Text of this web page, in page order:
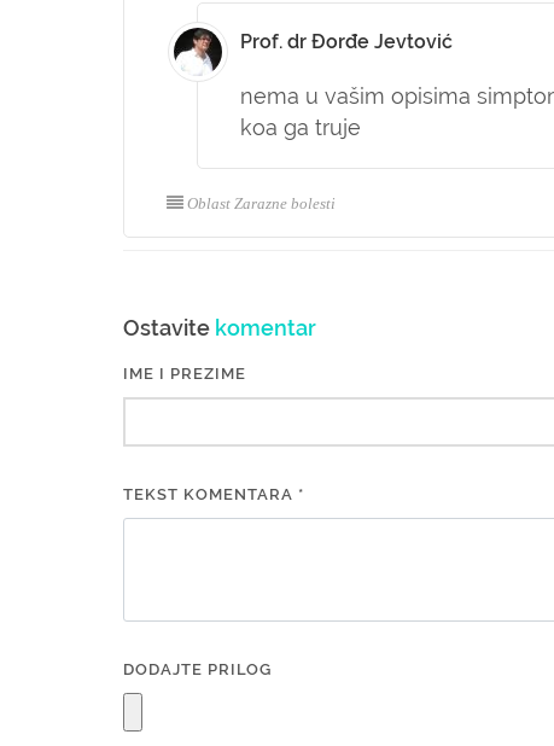
Prof. dr Đorđe Jevtović
nema u vašim opisima
koa ga truje
Oblast Zarazne bolesti
Ostavite komentar
IME I PREZIME
TEKST KOMENTARA *
DODAJTE PRILOG